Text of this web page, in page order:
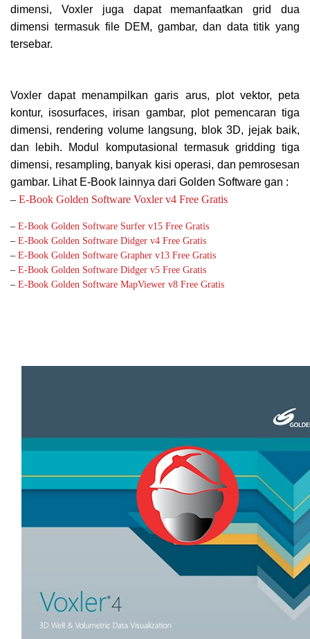
dimensi, Voxler juga dapat memanfaatkan grid dua
dimensi termasuk file DEM, gambar, dan data titik yang
tersebar.
Voxler dapat menampilkan garis arus, plot vektor, peta
kontur, isosurfaces, irisan gambar, plot pemencaran tiga
dimensi, rendering volume langsung, blok 3D, jejak baik,
dan lebih. Modul komputasional termasuk gridding tiga
dimensi, resampling, banyak kisi operasi, dan pemrosesan
gambar. Lihat E-Book lainnya dari Golden Software gan :
– E-Book Golden Software Voxler v4 Free Gratis
– E-Book Golden Software Surfer v15 Free Gratis
– E-Book Golden Software Didger v4 Free Gratis
– E-Book Golden Software Grapher v13 Free Gratis
– E-Book Golden Software Didger v5 Free Gratis
– E-Book Golden Software MapViewer v8 Free Gratis